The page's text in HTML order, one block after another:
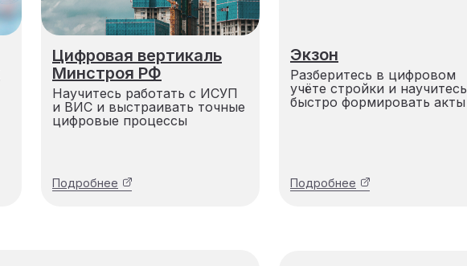
Цифровая вертикаль
Минстроя РФ
Научитесь работать с ИСУП
и ВИС и выстраивать точные
цифровые процессы
Подробнее
Экзон
Разберитесь в цифровом
учёте стройки и научитесь
быстро формировать акты
Подробнее